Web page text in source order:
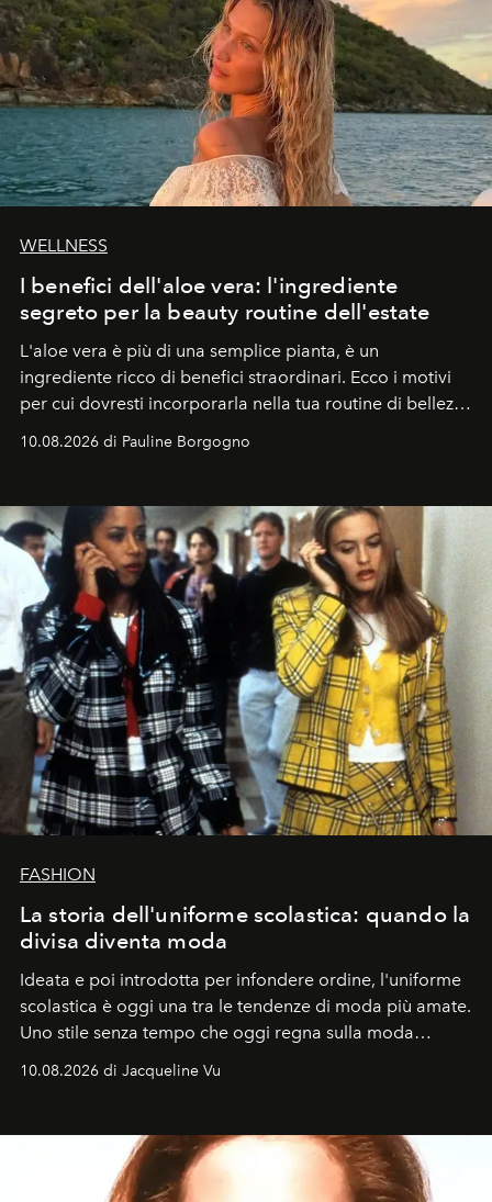
WELLNESS
I benefici dell'aloe vera: l'ingrediente
segreto per la beauty routine dell'estate
L'aloe vera è più di una semplice pianta, è un
ingrediente ricco di benefici straordinari. Ecco i motivi
per cui dovresti incorporarla nella tua routine di bellezza
e benessere.
10.08.2026 di Pauline Borgogno
FASHION
La storia dell'uniforme scolastica: quando la
divisa diventa moda
Ideata e poi introdotta per infondere ordine, l'uniforme
scolastica è oggi una tra le tendenze di moda più amate.
Uno stile senza tempo che oggi regna sulla moda
tradizionale e sulla cultura pop.
10.08.2026 di Jacqueline Vu